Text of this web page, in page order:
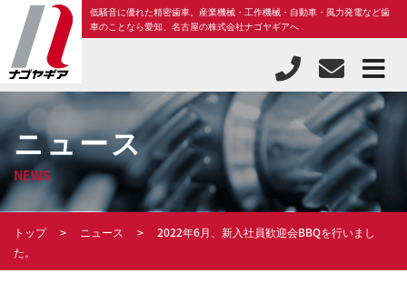
低騒音に優れた精密歯車。産業機械・工作機械・自動車・風力発電など歯
車のことなら愛知、名古屋の株式会社ナゴヤギアへ
ニュース
NEWS
トップ ニュース
2022年6月、新入社員歓迎会BBQを行いまし
た。